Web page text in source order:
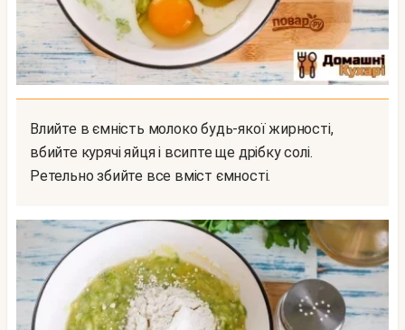
Влийте в ємність молоко будь-якої жирності,
вбийте курячі яйця і всипте ще дрібку солі.
Ретельно збийте все вміст ємності.